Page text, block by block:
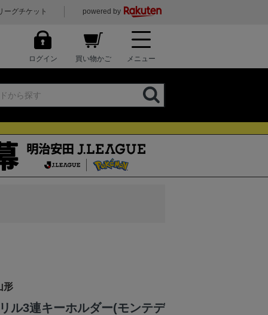
ーグチケット powered by
ログイン 買い物かご メニュー
形
ル3連キーホルダー(モンテデ